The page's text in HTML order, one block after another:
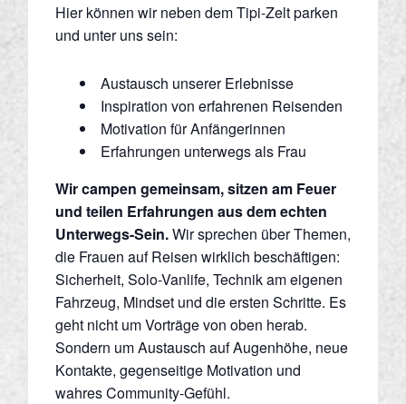
Hier können wir neben dem Tipi-Zelt parken
und unter uns sein:
Austausch unserer Erlebnisse
Inspiration von erfahrenen Reisenden
Motivation für Anfängerinnen
Erfahrungen unterwegs als Frau
Wir campen gemeinsam, sitzen am Feuer
und teilen Erfahrungen aus dem echten
Unterwegs-Sein.Wir sprechen über Themen,
die Frauen auf Reisen wirklich beschäftigen:
Sicherheit, Solo-Vanlife, Technik am eigenen
Fahrzeug, Mindset und die ersten Schritte. Es
geht nicht um Vorträge von oben herab.
Sondern um Austausch auf Augenhöhe, neue
Kontakte, gegenseitige Motivation und
wahres Community-Gefühl.